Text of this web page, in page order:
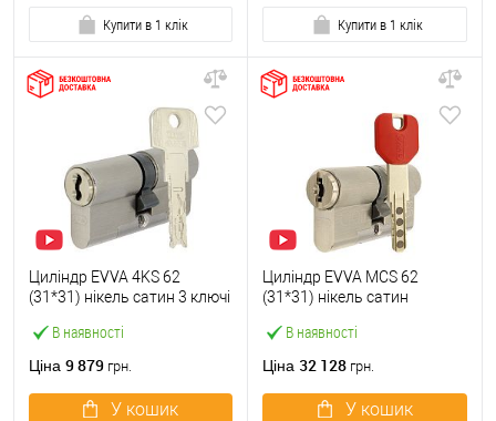
Купити в 1 клік Купити в 1 клік
В наявності
Циліндр EVVA 4KS 62
(31*31) нікель сатин 3 ключі
Ціна 9 879 грн.
У кошик
В наявності
Циліндр EVVA MCS 62
(31*31) нікель сатин
Ціна 32 128 грн.
У кошик